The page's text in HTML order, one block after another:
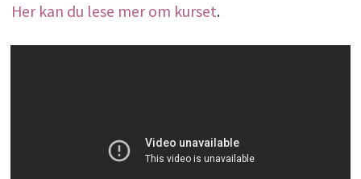
Her kan du lese mer om kurset.